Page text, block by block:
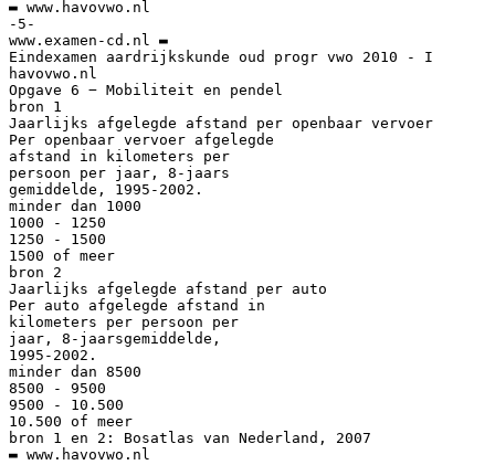
▬ www.havovwo.nl
-5-
www.examen-cd.nl ▬
Eindexamen aardrijkskunde oud progr vwo 2010 - I
havovwo.nl
Opgave 6 − Mobiliteit en pendel
bron 1
Jaarlijks afgelegde afstand per openbaar vervoer
Per openbaar vervoer afgelegde
afstand in kilometers per
persoon per jaar, 8-jaars
gemiddelde, 1995-2002.
minder dan 1000
1000 - 1250
1250 - 1500
1500 of meer
bron 2
Jaarlijks afgelegde afstand per auto
Per auto afgelegde afstand in
kilometers per persoon per
jaar, 8-jaarsgemiddelde,
1995-2002.
minder dan 8500
8500 - 9500
9500 - 10.500
10.500 of meer
bron 1 en 2: Bosatlas van Nederland, 2007
▬ www.havovwo.nl